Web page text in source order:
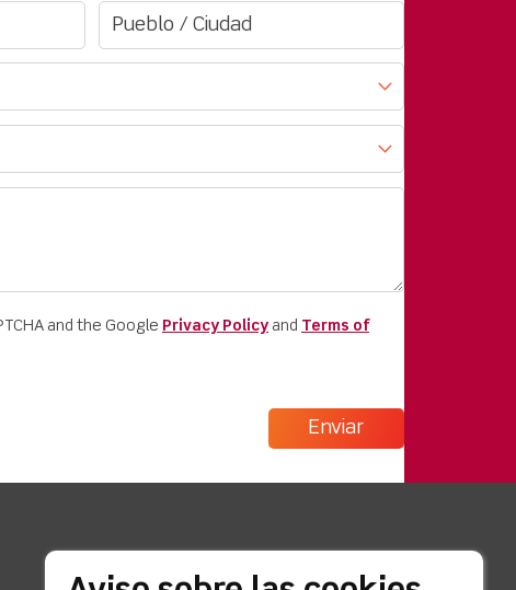
and the Google Privacy Policy and Terms of
enlaces rápidos